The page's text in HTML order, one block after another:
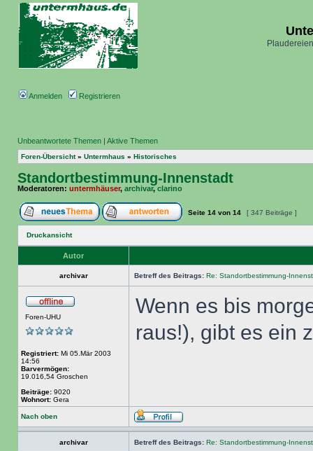
Anmelden Registrieren
Unbeantwortete Themen | Aktive Themen
Foren-Übersicht» Untermhaus » Historisches
Standortbestimmung-Innenstadt
Moderatoren: untermhäuser, archivar,clarino
Seite 14 von 14 [ 347 Beiträge ]
Druckansicht
Autor
archivar Betreff des Beitrags: Re: Standortbestimmung-
Foren-UHU
Registriert: Mi 05.Mär 2003
14:56
Barvermögen:
19.016,54 Groschen
Beiträge: 9020
Wohnort: Gera
Wenn es bis
raus!), gibt es ein
Nach oben
archivar Betreff des Beitrags: Re: Standortbestimmung-